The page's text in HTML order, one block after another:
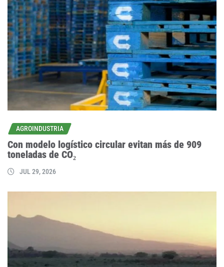
AGROINDUSTRIA
Con modelo logístico circular evitan más de 909
toneladas de CO₂
JUL 29, 2026